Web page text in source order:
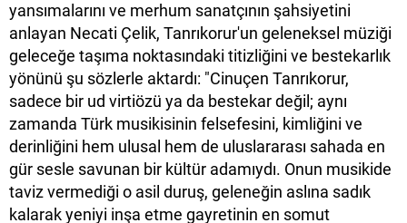
yansımalarını ve merhum sanatçının şahsiyetini
anlayan Necati Çelik, Tanrıkorur'un geleneksel müziği
geleceğe taşıma noktasındaki titizliğini ve bestekarlık
yönünü şu sözlerle aktardı: "Cinuçen Tanrıkorur,
sadece bir ud virtiözü ya da bestekar değil; aynı
zamanda Türk musikisinin felsefesini, kimliğini ve
derinliğini hem ulusal hem de uluslararası sahada en
gür sesle savunan bir kültür adamıydı. Onun musikide
taviz vermediği o asil duruş, geleneğin aslına sadık
kalarak yeniyi inşa etme gayretinin en somut